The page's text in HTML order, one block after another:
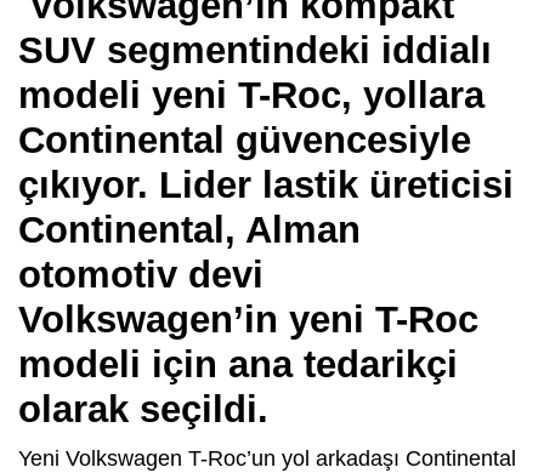
SUV segmentindeki iddialı
modeli yeni T-Roc, yollara
Continental güvencesiyle
çıkıyor. Lider lastik üreticisi
Continental, Alman
otomotiv devi
Volkswagen’in yeni T-Roc
modeli için ana tedarikçi
olarak seçildi.
Yeni Volkswagen T-Roc’un yol arkadaşı Continental